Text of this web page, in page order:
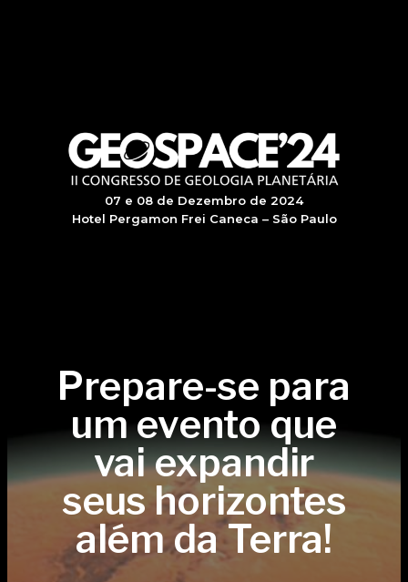
07 e 08 de Dezembro de 2024
Hotel Pergamon Frei Caneca – São Paulo
Prepare-se para
um evento que
vai expandir
seus horizontes
além da Terra!